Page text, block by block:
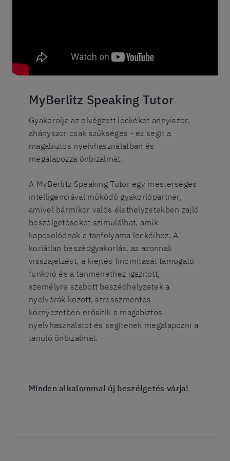
MyBerlitz Speaking Tutor
Gyakorolja az elvégzett leckéket annyiszor,
ahányszor csak szükséges - ez segít a
magabiztos nyelvhasználatban és
megalapozza önbizalmát.
A MyBerlitz Speaking Tutor egy mesterséges
intelligenciával működő gyakorlópartner,
amivel bármikor valós élethelyzetekben zajló
beszélgetéseket szimulálhat, amik
kapcsolódnak a tanfolyama leckéihez. A
korlátlan beszédgyakorlás, az azonnali
visszajelzést, a kiejtés finomítását támogató
funkció és a tanmenethez igazított,
személyre szabott beszédhelyzetek a
nyelvórák között, stresszmentes
környezetben erősítik a magabiztos
nyelvhasználatot és segítenek megalapozni a
tanuló önbizalmát.
Minden alkalommal új beszélgetés várja!